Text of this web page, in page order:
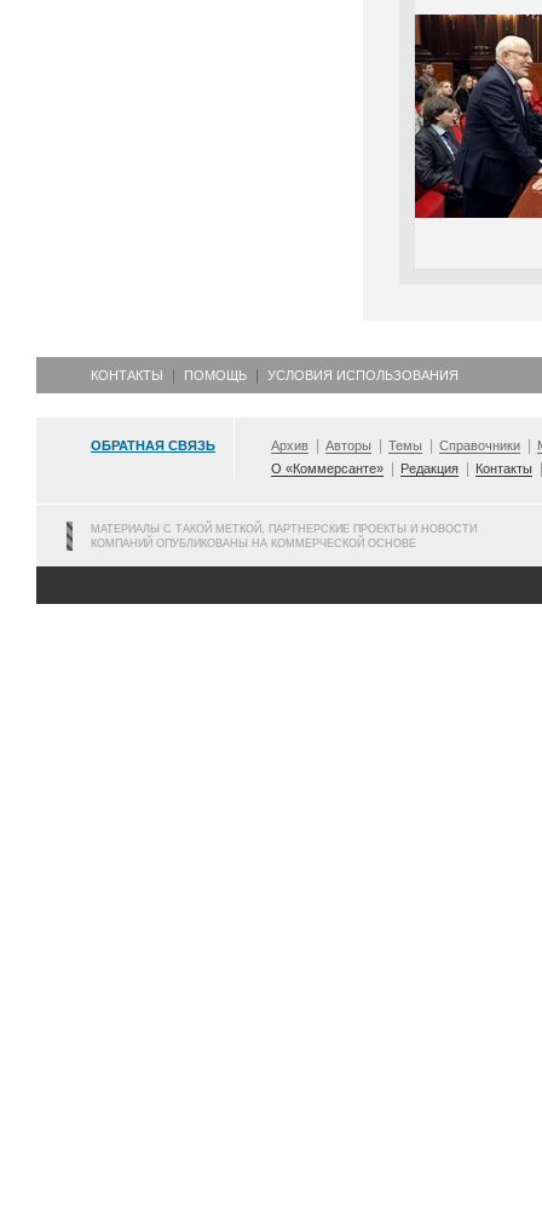
КОНТАКТЫ ПОМОЩЬ УСЛОВИЯ ИСПОЛЬЗОВАНИЯ
ОБРАТНАЯ СВЯЗЬ Архив Авторы Темы Справочники
О «Коммерсанте»
Редакция Контакты
МАТЕРИАЛЫ С ТАКОЙ МЕТКОЙ, ПАРТНЕРСКИЕ ПРОЕКТЫ И НОВОСТИ
КОМПАНИЙ ОПУБЛИКОВАНЫ НА КОММЕРЧЕСКОЙ ОСНОВЕ